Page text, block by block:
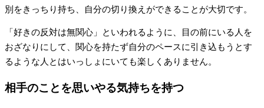
別をきっちり持ち、自分の切り換えができることが大切です。
「好きの反対は無関心」といわれるように、目の前にいる人を
おざなりにして、関心を持たず自分のペースに引き込もうとす
るような人とはいっしょにいても楽しくありません。
相手のことを思いやる気持ちを持つ